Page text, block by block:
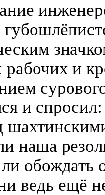
рабочих и
и спросил:
наша
ли обождать
ведь ещё